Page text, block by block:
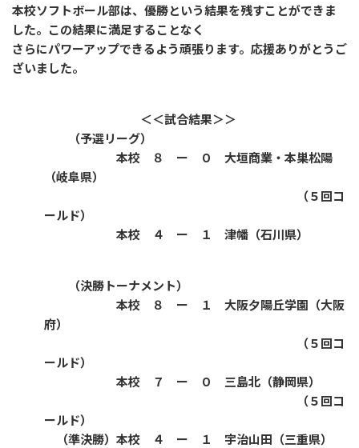
本校ソフトボール部は、優勝という結果を残すことができま
した。この結果に満足することなく
さらにパワーアップできるよう頑張ります。応援ありがとうご
ざいました。
＜＜試合結果＞＞
（予選リーグ）
本校 ８ ー ０ 大垣商業・本巣松陽
（岐阜県）
（５回コ
ールド）
本校 ４ ー １ 津幡（石川県）
（決勝トーナメント）
本校 ８ ー １ 大阪夕陽丘学園（大阪
府）
（５回コ
ールド）
本校 ７ ー ０ 三島北（静岡県）
（５回コ
ールド）
（準決勝）本校 ４ ー １ 宇治山田（三重県）